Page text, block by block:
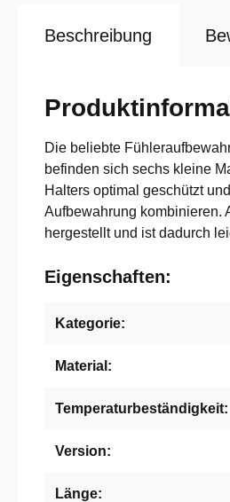
Beschreibung
Die beliebte
befinden sich sechs kleine
Halters optimal geschützt
Aufbewahrung kombinieren.
hergestellt und ist dadurch
Eigenschaften:
Kategorie:
Material:
Temperaturbeständigkeit:
Version:
Länge: